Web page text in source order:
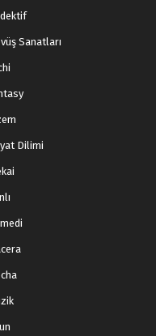
Sanatları
Dilimi